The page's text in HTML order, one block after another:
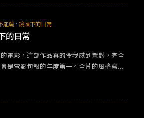
能輸 : 鏡頭下的日常
的日常
電影，這部作品真的令我感到驚豔，完全
是電影旬報的年度第一。全片的風格寫
同於多數的藝文片用盡各種技巧，明明是